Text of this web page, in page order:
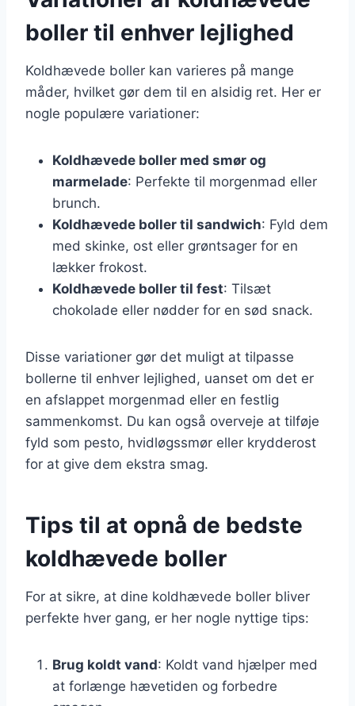
boller til enhver lejlighed
Koldhævede boller kan varieres på mange
måder, hvilket gør dem til en alsidig ret. Her er
nogle populære variationer:
Koldhævede boller med smør og
marmelade: Perfekte til morgenmad eller
brunch.
Koldhævede boller til sandwich: Fyld dem
med skinke, ost eller grøntsager for en
lækker frokost.
Koldhævede boller til fest: Tilsæt
chokolade eller nødder for en sød snack.
Disse variationer gør det muligt at tilpasse
bollerne til enhver lejlighed, uanset om det er
en afslappet morgenmad eller en festlig
sammenkomst. Du kan også overveje at tilføje
fyld som pesto, hvidløgssmør eller krydderost
for at give dem ekstra smag.
Tips til at opnå de bedste
koldhævede boller
For at sikre, at dine koldhævede boller bliver
perfekte hver gang, er her nogle nyttige tips:
Brug koldt vand: Koldt vand hjælper med
at forlænge hævetiden og forbedre